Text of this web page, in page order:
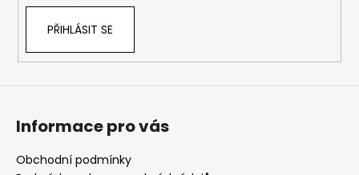
ý
p
PŘIHLÁSIT SE
Informace pro vás
Obchodní podmínky